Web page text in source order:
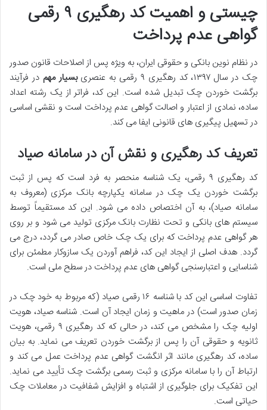
چیستی و اهمیت کد رهگیری ۹ رقمی
گواهی عدم پرداخت
در نظام نوین بانکی و حقوقی ایران، به ویژه پس از اصلاحات قانون صدور
چک در سال ۱۳۹۷، کد رهگیری ۹ رقمی به عنصری
بسیار مهم در فرآیند
برگشت خوردن چک تبدیل شده است. این کد، فراتر از یک رشته اعداد
ساده، نمادی از اعتبار و اصالت گواهی عدم پرداخت است و نقشی اساسی
در تسهیل پیگیری های قانونی ایفا می کند.
تعریف کد رهگیری و نقش آن در سامانه صیاد
کد رهگیری ۹ رقمی، یک شناسه منحصر به فرد است که پس از ثبت
برگشت خوردن یک چک در سامانه یکپارچه بانک مرکزی (معروف به
سامانه صیاد)، به آن اختصاص داده می شود. این کد مستقیماً توسط
سیستم های بانکی و تحت نظارت بانک مرکزی تولید می شود و بر روی
هر گواهی عدم پرداخت که برای یک چک خاص صادر می گردد، درج می
گردد. هدف اصلی از ایجاد این کد، فراهم آوردن یک سازوکار مطمئن برای
شناسایی و اعتبارسنجی گواهی های عدم پرداخت در سطح ملی است.
تفاوت اساسی این کد با شناسه ۱۶ رقمی صیاد (که مربوط به خود چک در
زمان صدور است) در ماهیت و زمان ایجاد آن است. شناسه صیاد، هویت
اولیه چک را مشخص می کند، در حالی که کد رهگیری ۹ رقمی، هویت
ثانویه و حقوقی آن را پس از برگشت خوردن تعریف می نماید. به بیان
ساده، کد رهگیری مانند اثر انگشت گواهی عدم پرداخت عمل می کند و
ارتباط آن را با سامانه مرکزی و ثبت رسمی برگشت چک تأیید می نماید.
این تفکیک برای جلوگیری از اشتباه و افزایش شفافیت در معاملات چک
حیاتی است.